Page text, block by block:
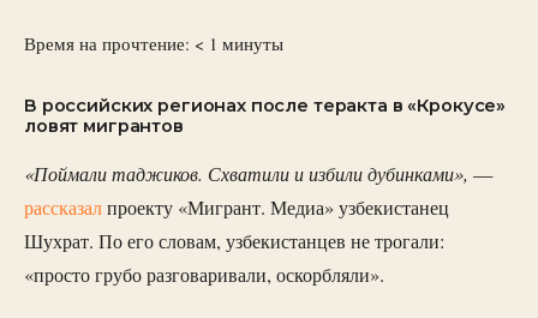
Время на прочтение: < 1 минуты
В российских регионах после теракта в «Крокусе»
ловят мигрантов
«Поймали таджиков. Схватили и избили дубинками», —
рассказалпроекту «Мигрант. Медиа» узбекистанец
Шухрат. По его словам, узбекистанцев не трогали:
«просто грубо разговаривали, оскорбляли».